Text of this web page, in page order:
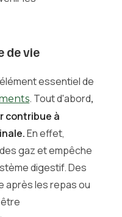
de vie
essentiel de
. Tout d'abord,
contribue à
En effet,
gaz et empêche
digestif. Des
après les repas ou